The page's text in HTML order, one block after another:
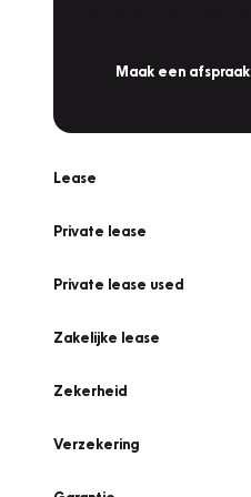
Maak een afspraak
Lease
Private lease
Private lease used
Zakelijke lease
Zekerheid
Verzekering